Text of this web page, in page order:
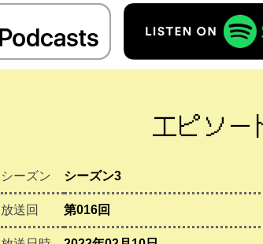
エピソー
シーズン シーズン3
放送回 第016回